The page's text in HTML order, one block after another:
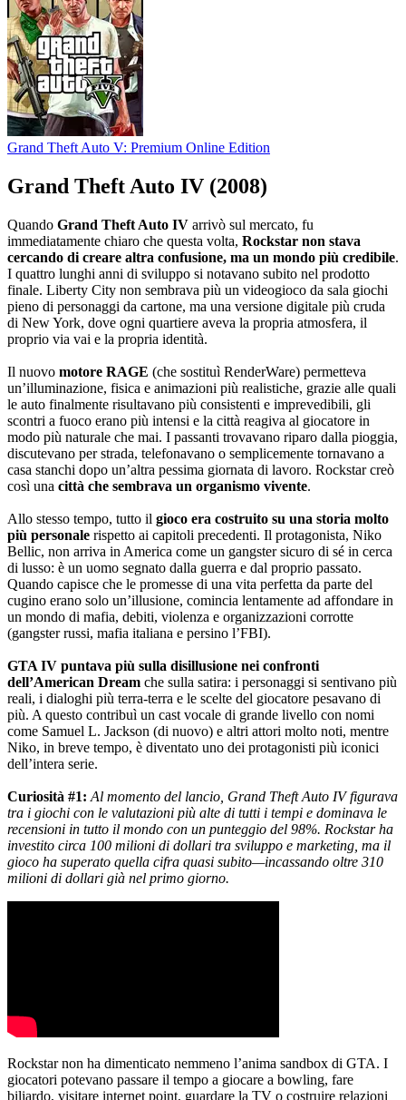
Grand Theft Auto V: Premium Online Edition
Grand Theft Auto IV (2008)
Quando Grand Theft Auto IV arrivò sul mercato, fu
immediatamente chiaro che questa volta, Rockstar non stava
cercando di creare altra confusione, ma un mondo più credibile.
I quattro lunghi anni di sviluppo si notavano subito nel prodotto
finale. Liberty City non sembrava più un videogioco da sala giochi
pieno di personaggi da cartone, ma una versione digitale più cruda
di New York, dove ogni quartiere aveva la propria atmosfera, il
proprio via vai e la propria identità.
Il nuovo motore RAGE (che sostituì RenderWare) permetteva
un’illuminazione, fisica e animazioni più realistiche, grazie alle quali
le auto finalmente risultavano più consistenti e imprevedibili, gli
scontri a fuoco erano più intensi e la città reagiva al giocatore in
modo più naturale che mai. I passanti trovavano riparo dalla pioggia,
discutevano per strada, telefonavano o semplicemente tornavano a
casa stanchi dopo un’altra pessima giornata di lavoro. Rockstar creò
così una città che sembrava un organismo vivente.
Allo stesso tempo, tutto il gioco era costruito su una storia molto
più personale rispetto ai capitoli precedenti. Il protagonista, Niko
Bellic, non arriva in America come un gangster sicuro di sé in cerca
di lusso: è un uomo segnato dalla guerra e dal proprio passato.
Quando capisce che le promesse di una vita perfetta da parte del
cugino erano solo un’illusione, comincia lentamente ad affondare in
un mondo di mafia, debiti, violenza e organizzazioni corrotte
(gangster russi, mafia italiana e persino l’FBI).
GTA IV puntava più sulla disillusione nei confronti
dell’American Dream che sulla satira: i personaggi si sentivano più
reali, i dialoghi più terra-terra e le scelte del giocatore pesavano di
più. A questo contribuì un cast vocale di grande livello con nomi
come Samuel L. Jackson (di nuovo) e altri attori molto noti, mentre
Niko, in breve tempo, è diventato uno dei protagonisti più iconici
dell’intera serie.
Curiosità #1: Al momento del lancio, Grand Theft Auto IV figurava
tra i giochi con le valutazioni più alte di tutti i tempi e dominava le
recensioni in tutto il mondo con un punteggio del 98%. Rockstar ha
investito circa 100 milioni di dollari tra sviluppo e marketing, ma il
gioco ha superato quella cifra quasi subito—incassando oltre 310
milioni di dollari già nel primo giorno.
Rockstar non ha dimenticato nemmeno l’anima sandbox di GTA. I
giocatori potevano passare il tempo a giocare a bowling, fare
biliardo, visitare internet point, guardare la TV o costruire relazioni